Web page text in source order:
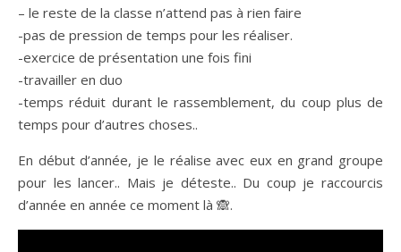
– le reste de la classe n’attend pas à rien faire
-pas de pression de temps pour les réaliser.
-exercice de présentation une fois fini
-travailler en duo
-temps réduit durant le rassemblement, du coup plus de
temps pour d’autres choses..
En début d’année, je le réalise avec eux en grand groupe
pour les lancer.. Mais je déteste.. Du coup je raccourcis
d’année en année ce moment là 🙈.